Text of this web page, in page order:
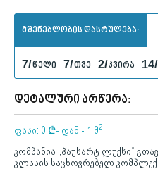
მშენებლობის დასრულება:
7/წელი 7/თვე 2/კვირა 14/
დეტალური არწერა:
ფასი: 0 ¢- დან - 1 მ2
კომპანია „ჰაუსარტ ლუქსი“
კლასის საცხოვრებელ